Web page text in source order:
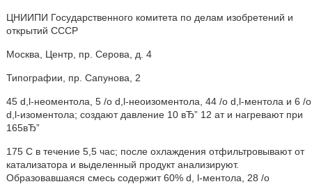
ЦНИИПИ Государственного комитета по делам изобретений и
открытий СССР
Москва, Центр, пр. Серова, д. 4
Типографии, пр. Сапунова, 2
45 d,l-неоментола, 5 /о d,l-неоизоментола, 44 /о d,l-ментола и 6 /о
d,l-изоментола; создают давление 10 вЂ” 12 ат и нагревают при
165вЂ”
175 С в течение 5,5 час; после охлаждения отфильтровывают от
катализатора и выделенный продукт анализируют.
Образовавшаяся смесь содержит 60% d, l-ментола, 28 /о